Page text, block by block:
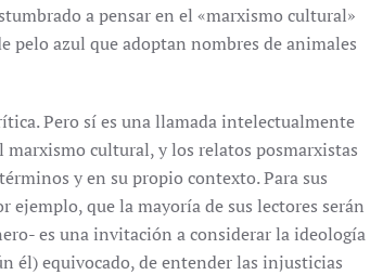
a pensar en el «marxismo cultural»
pelo azul que adoptan nombres de animales
Pero sí es una llamada intelectualmente
cultural, y los relatos posmarxistas
y en su propio contexto. Para sus
ejemplo, que la mayoría de sus lectores serán
es una invitación a considerar la ideología
él) equivocado, de entender las injusticias